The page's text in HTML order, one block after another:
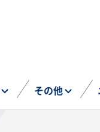
その他